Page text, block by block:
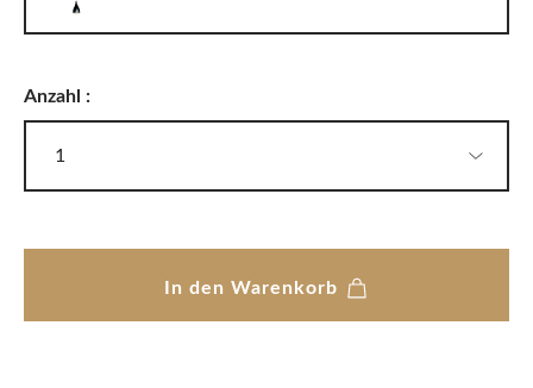
Anzahl :
In den Warenkorb